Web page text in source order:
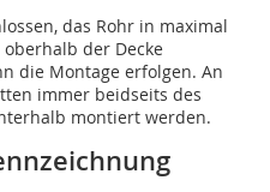
das Rohr in maximal
der Decke
die Montage erfolgen. An
immer beidseits des
montiert werden.